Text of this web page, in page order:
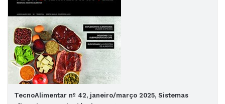
TecnoAlimentar nº 42, janeiro/março 2025, Sistemas